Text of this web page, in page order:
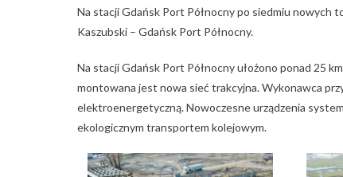
Na stacji Gdańsk Port Północny po siedmiu nowych
Kaszubski – Gdańsk Port Północny.
Na stacji Gdańsk Port Północny ułożono ponad 25
montowana jest nowa sieć trakcyjna. Wykonawca
elektroenergetyczną. Nowoczesne urządzenia
ekologicznym transportem kolejowym.